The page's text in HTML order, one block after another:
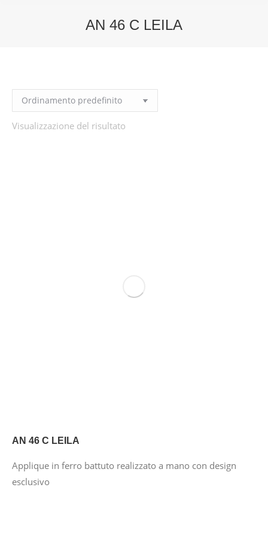
AN 46 C LEILA
Visualizzazione del risultato
AN 46 C LEILA
Applique in ferro battuto realizzato a mano con design
esclusivo